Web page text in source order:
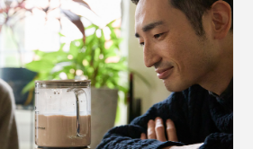
フェノールを摂るには、カカオ含
を1日20〜25ｇ程度食べると良いと